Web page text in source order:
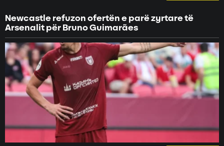
Newcastle refuzon ofertën e parë zyrtare të
Arsenalit për Bruno Guimarães